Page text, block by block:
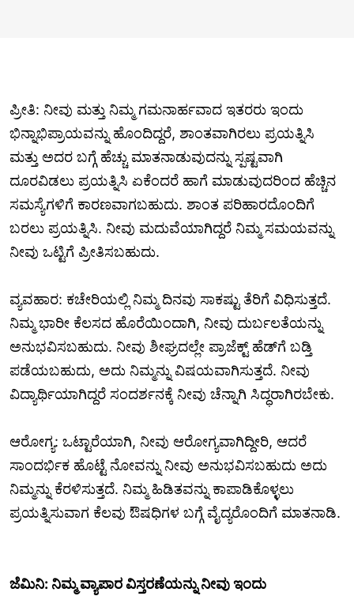
ಪ್ರೀತಿ: ನೀವು ಮತ್ತು ನಿಮ್ಮ ಗಮನಾರ್ಹವಾದ ಇತರರು ಇಂದು
ಭಿನ್ನಾಭಿಪ್ರಾಯವನ್ನು ಹೊಂದಿದ್ದರೆ, ಶಾಂತವಾಗಿರಲು ಪ್ರಯತ್ನಿಸಿ
ಮತ್ತು ಅದರ ಬಗ್ಗೆ ಹೆಚ್ಚು ಮಾತನಾಡುವುದನ್ನು ಸ್ಪಷ್ಟವಾಗಿ
ದೂರವಿಡಲು ಪ್ರಯತ್ನಿಸಿ ಏಕೆಂದರೆ ಹಾಗೆ ಮಾಡುವುದರಿಂದ ಹೆಚ್ಚಿನ
ಸಮಸ್ಯೆಗಳಿಗೆ ಕಾರಣವಾಗಬಹುದು. ಶಾಂತ ಪರಿಹಾರದೊಂದಿಗೆ
ಬರಲು ಪ್ರಯತ್ನಿಸಿ. ನೀವು ಮದುವೆಯಾಗಿದ್ದರೆ ನಿಮ್ಮ ಸಮಯವನ್ನು
ನೀವು ಒಟ್ಟಿಗೆ ಪ್ರೀತಿಸಬಹುದು.
ವ್ಯವಹಾರ: ಕಚೇರಿಯಲ್ಲಿ ನಿಮ್ಮ ದಿನವು ಸಾಕಷ್ಟು ತೆರಿಗೆ ವಿಧಿಸುತ್ತದೆ.
ನಿಮ್ಮ ಭಾರೀ ಕೆಲಸದ ಹೊರೆಯಿಂದಾಗಿ, ನೀವು ದುರ್ಬಲತೆಯನ್ನು
ಅನುಭವಿಸಬಹುದು. ನೀವು ಶೀಘ್ರದಲ್ಲೇ ಪ್ರಾಜೆಕ್ಟ್ ಹೆಡ್‌ಗೆ ಬಡ್ತಿ
ಪಡೆಯಬಹುದು, ಅದು ನಿಮ್ಮನ್ನು ವಿಷಯವಾಗಿಸುತ್ತದೆ. ನೀವು
ವಿದ್ಯಾರ್ಥಿಯಾಗಿದ್ದರೆ ಸಂದರ್ಶನಕ್ಕೆ ನೀವು ಚೆನ್ನಾಗಿ ಸಿದ್ಧರಾಗಿರಬೇಕು.
ಆರೋಗ್ಯ: ಒಟ್ಟಾರೆಯಾಗಿ, ನೀವು ಆರೋಗ್ಯವಾಗಿದ್ದೀರಿ, ಆದರೆ
ಸಾಂದರ್ಭಿಕ ಹೊಟ್ಟೆ ನೋವನ್ನು ನೀವು ಅನುಭವಿಸಬಹುದು ಅದು
ನಿಮ್ಮನ್ನು ಕೆರಳಿಸುತ್ತದೆ. ನಿಮ್ಮ ಹಿಡಿತವನ್ನು ಕಾಪಾಡಿಕೊಳ್ಳಲು
ಪ್ರಯತ್ನಿಸುವಾಗ ಕೆಲವು ಔಷಧಿಗಳ ಬಗ್ಗೆ ವೈದ್ಯರೊಂದಿಗೆ ಮಾತನಾಡಿ.
ಜೆಮಿನಿ: ನಿಮ್ಮ ವ್ಯಾಪಾರ ವಿಸ್ತರಣೆಯನ್ನು ನೀವು ಇಂದು